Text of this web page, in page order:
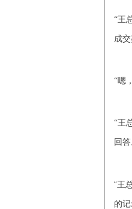
“王
成
“嗯
“王
回答
“王
的